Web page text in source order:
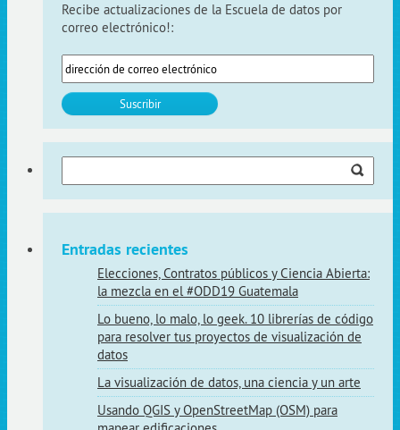
Recibe actualizaciones de la Escuela de datos por
correo electrónico!:
Entradas recientes
Elecciones, Contratos públicos y Ciencia Abierta:
la mezcla en el #ODD19 Guatemala
Lo bueno, lo malo, lo geek. 10 librerías de código
para resolver tus proyectos de visualización de
datos
La visualización de datos, una ciencia y un arte
Usando QGIS y OpenStreetMap (OSM) para